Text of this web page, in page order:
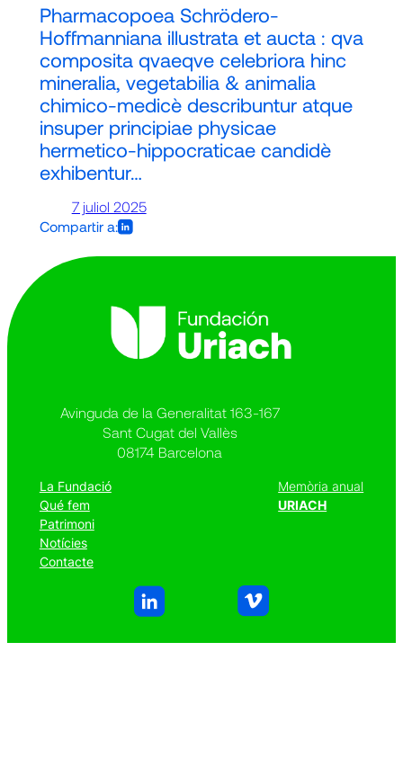
Pharmacopoea Schrödero-
Hoffmanniana illustrata et aucta : qva
composita qvaeqve celebriora hinc
mineralia, vegetabilia & animalia
chimico-medicè describuntur atque
insuper principiae physicae
hermetico-hippocraticae candidè
exhibentur…
7 juliol 2025
Compartir a:
Avinguda de la Generalitat 163-167
Sant Cugat del Vallès
08174 Barcelona
La Fundació
Qué fem
Patrimoni
Notícies
Contacte
Memòria anual
URIACH